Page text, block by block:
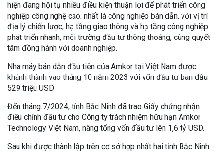
hiện đang hội tụ nhiều điều kiện thuận lợi để phát triển công
nghiệp công nghệ cao, nhất là công nghiệp bán dẫn, với vị trí
địa lý chiến lược, hạ tầng giao thông và hạ tầng công nghiệp
phát triển nhanh, môi trường đầu tư thông thoáng, cùng quyết
tâm đồng hành với doanh nghiệp.
Nhà máy bán dẫn đầu tiên của Amkor tại Việt Nam được
khánh thành vào tháng 10 năm 2023 với vốn đầu tư ban đầu
529 triệu USD.
Đến tháng 7/2024, tỉnh Bắc Ninh đã trao Giấy chứng nhận
điều chỉnh đầu tư cho Công ty trách nhiệm hữu hạn Amkor
Technology Việt Nam, nâng tổng vốn đầu tư lên 1,6 tỷ USD.
Sau khi được thành lập trên cơ sở hợp nhất hai tỉnh Bắc Ninh